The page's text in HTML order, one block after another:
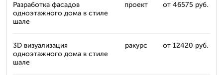
Разработка фасадов
одноэтажного дома в стиле
шале
проект от 46575 руб.
3D визуализация
одноэтажного дома в стиле
шале
ракурс от 12420 руб.